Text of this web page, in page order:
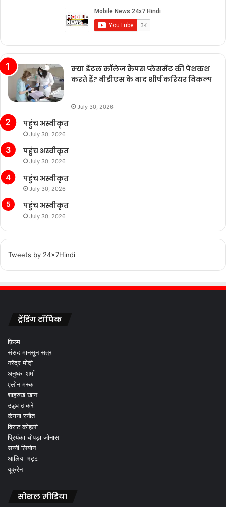
क्या डेंटल कॉलेज कैंपस प्लेसमेंट की पेशकश
करते हैं? बीडीएस के बाद शीर्ष करियर विकल्प
July 30, 2026
पहुंच अस्वीकृत
July 30, 2026
पहुंच अस्वीकृत
July 30, 2026
पहुंच अस्वीकृत
July 30, 2026
पहुंच अस्वीकृत
July 30, 2026
Tweets by 24x7Hindi
ट्रेंडिंग टॉपिक
फ़िल्म
संसद मानसून सत्र
नरेंद्र मोदी
अनुष्का शर्मा
एलोन मस्क
शाहरुख खान
उद्धव ठाकरे
कंगना रनौत
विराट कोहली
प्रियंका चोपड़ा जोनास
सन्नी लियोन
आलिया भट्ट
यूक्रेन
सोशल मीडिया